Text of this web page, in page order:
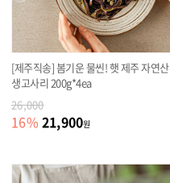
[제주직송] 봄기운 물씬! 햇 제주 자연산
생고사리 200g*4ea
26,000
16% 21,900원